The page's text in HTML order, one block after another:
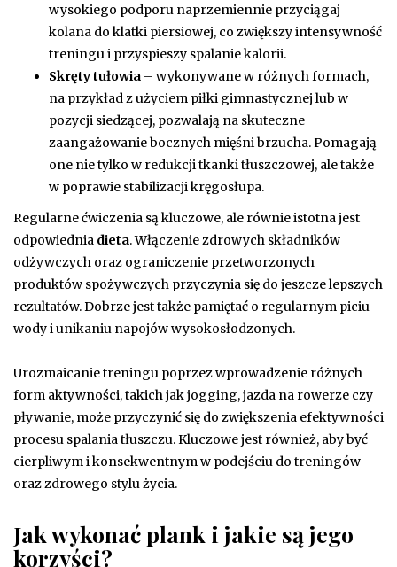
wysokiego podporu naprzemiennie przyciągaj
kolana do klatki piersiowej, co zwiększy intensywność
treningu i przyspieszy spalanie kalorii.
Skręty tułowia – wykonywane w różnych formach,
na przykład z użyciem piłki gimnastycznej lub w
pozycji siedzącej, pozwalają na skuteczne
zaangażowanie bocznych mięśni brzucha. Pomagają
one nie tylko w redukcji tkanki tłuszczowej, ale także
w poprawie stabilizacji kręgosłupa.
Regularne ćwiczenia są kluczowe, ale równie istotna jest
odpowiednia dieta. Włączenie zdrowych składników
odżywczych oraz ograniczenie przetworzonych
produktów spożywczych przyczynia się do jeszcze lepszych
rezultatów. Dobrze jest także pamiętać o regularnym piciu
wody i unikaniu napojów wysokosłodzonych.
Urozmaicanie treningu poprzez wprowadzenie różnych
form aktywności, takich jak jogging, jazda na rowerze czy
pływanie, może przyczynić się do zwiększenia efektywności
procesu spalania tłuszczu. Kluczowe jest również, aby być
cierpliwym i konsekwentnym w podejściu do treningów
oraz zdrowego stylu życia.
Jak wykonać plank i jakie są jego
korzyści?